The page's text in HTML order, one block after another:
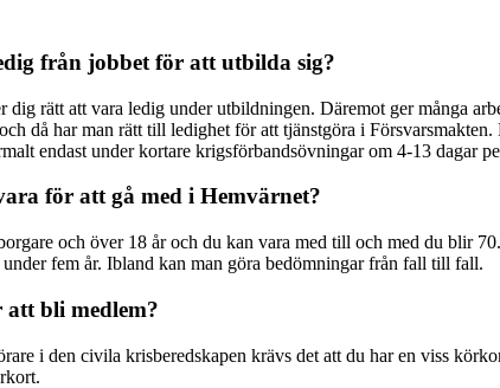
från jobbet för att utbilda sig?
dig rätt att vara ledig under utbildningen. Däremot ger många
då har man rätt till ledighet för att tjänstgöra i
endast under kortare krigsförbandsövningar om 4-13 dagar
för att gå med i Hemvärnet?
och över 18 år och du kan vara med till och med du blir
fem år. Ibland kan man göra bedömningar från fall till fall.
bli medlem?
i den civila krisberedskapen krävs det att du har en viss